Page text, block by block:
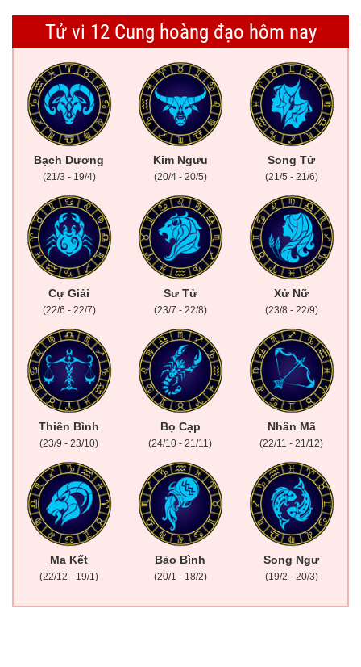
Tử vi 12 Cung hoàng đạo hôm nay
Bạch Dương
(21/3 - 19/4)
Kim Ngưu
(20/4 - 20/5)
Song Tử
(21/5 - 21/6)
Cự Giải
(22/6 - 22/7)
Sư Tử
(23/7 - 22/8)
Xử Nữ
(23/8 - 22/9)
Thiên Bình
(23/9 - 23/10)
Bọ Cạp
(24/10 - 21/11)
Nhân Mã
(22/11 - 21/12)
Ma Kết
(22/12 - 19/1)
Bảo Bình
(20/1 - 18/2)
Song Ngư
(19/2 - 20/3)